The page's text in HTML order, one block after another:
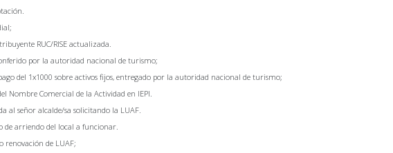
RUC/RISE actualizada.
por la autoridad nacional de turismo;
del 1x1000 sobre activos fijos, entregado por la autoridad nacional de turismo;
Nombre Comercial de la Actividad en IEPI.
al señor alcalde/sa solicitando la LUAF.
de arriendo del local a funcionar.
renovación de LUAF;